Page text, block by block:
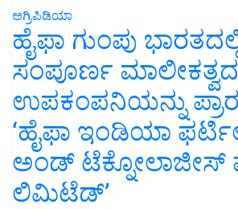
ಅಗ್ರಿಪಿಡಿಯಾ
ಹೈಫಾ ಗುಂಪು
ಸಂಪೂರ್ಣ ಮಾಲೀಕತ್ವದ
ಉಪಕಂಪನಿಯನ್ನು
‘ಹೈಫಾ ಇಂಡಿಯಾ
ಅಂಡ್ ಟೆಕ್ನೋಲಾಜೀಸ್
ಲಿಮಿಟೆಡ್’